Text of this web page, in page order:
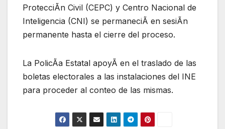
ProtecciÃn Civil (CEPC) y Centro Nacional de
Inteligencia (CNI) se permaneciÃ en sesiÃn
permanente hasta el cierre del proceso.
La PolicÃa Estatal apoyÃ en el traslado de las
boletas electorales a las instalaciones del INE
para proceder al conteo de las mismas.